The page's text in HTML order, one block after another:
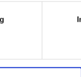
under
om